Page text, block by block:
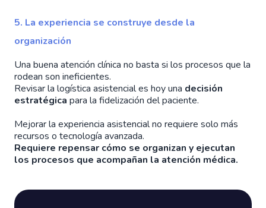
5. La experiencia se construye desde la
organización
Una buena atención clínica no basta si los procesos que la
rodean son ineficientes.
Revisar la logística asistencial es hoy una decisión
estratégica para la fidelización del paciente.
Mejorar la experiencia asistencial no requiere solo más
recursos o tecnología avanzada.
Requiere repensar cómo se organizan y ejecutan
los procesos que acompañan la atención médica.